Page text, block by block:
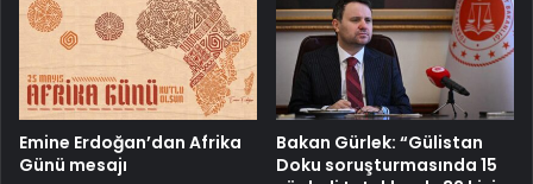
Emine Erdoğan’dan Afrika
Günü mesajı
Bakan Gürlek: “Gülistan
Doku soruşturmasında 15